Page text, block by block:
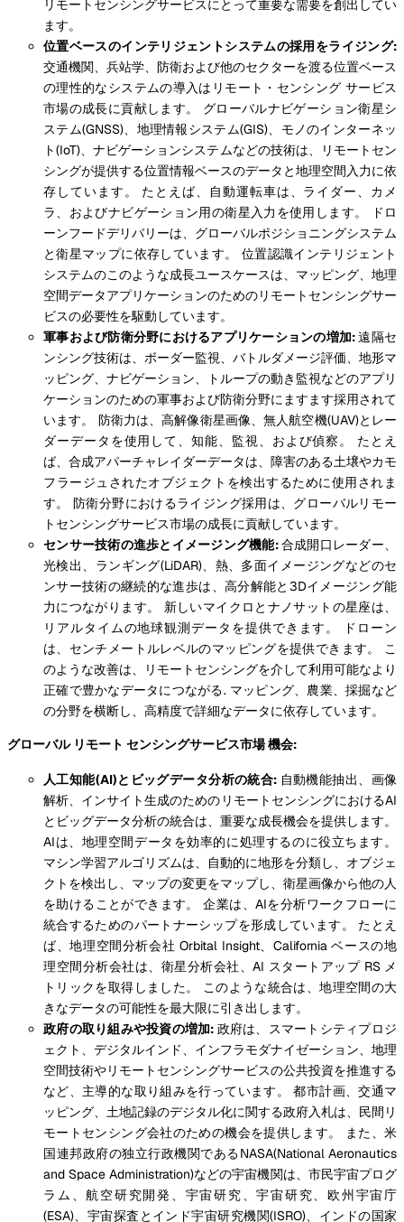
リモートセンシングサービスにとって重要な需要を創出してい
ます。
位置ベースのインテリジェントシステムの採用をライジング:
交通機関、兵站学、防衛および他のセクターを渡る位置ベース
の理性的なシステムの導入はリモート・センシング サービス
市場の成長に貢献します。 グローバルナビゲーション衛星シ
ステム(GNSS)、地理情報システム(GIS)、モノのインターネッ
ト(IoT)、ナビゲーションシステムなどの技術は、リモートセン
シングが提供する位置情報ベースのデータと地理空間入力に依
存しています。 たとえば、自動運転車は、ライダー、カメ
ラ、およびナビゲーション用の衛星入力を使用します。 ドロ
ーンフードデリバリーは、グローバルポジショニングシステム
と衛星マップに依存しています。 位置認識インテリジェント
システムのこのような成長ユースケースは、マッピング、地理
空間データアプリケーションのためのリモートセンシングサー
ビスの必要性を駆動しています。
軍事および防衛分野におけるアプリケーションの増加:遠隔セ
ンシング技術は、ボーダー監視、バトルダメージ評価、地形マ
ッピング、ナビゲーション、トループの動き監視などのアプリ
ケーションのための軍事および防衛分野にますます採用されて
います。 防衛力は、高解像衛星画像、無人航空機(UAV)とレー
ダーデータを使用して、知能、監視、および偵察。 たとえ
ば、合成アパーチャレイダーデータは、障害のある土壌やカモ
フラージュされたオブジェクトを検出するために使用されま
す。 防衛分野におけるライジング採用は、グローバルリモー
トセンシングサービス市場の成長に貢献しています。
センサー技術の進歩とイメージング機能:合成開口レーダー、
光検出、ランギング(LiDAR)、熱、多面イメージングなどのセ
ンサー技術の継続的な進歩は、高分解能と3Dイメージング能
力につながります。 新しいマイクロとナノサットの星座は、
リアルタイムの地球観測データを提供できます。 ドローン
は、センチメートルレベルのマッピングを提供できます。 こ
のような改善は、リモートセンシングを介して利用可能なより
正確で豊かなデータにつながる. マッピング、農業、採掘など
の分野を横断し、高精度で詳細なデータに依存しています。
グローバル リモート センシングサービス市場 機会:
人工知能(AI)とビッグデータ分析の統合: 自動機能抽出、画像
解析、インサイト生成のためのリモートセンシングにおけるAI
とビッグデータ分析の統合は、重要な成長機会を提供します。
AIは、地理空間データを効率的に処理するのに役立ちます。
マシン学習アルゴリズムは、自動的に地形を分類し、オブジェ
クトを検出し、マップの変更をマップし、衛星画像から他の人
を助けることができます。 企業は、AIを分析ワークフローに
統合するためのパートナーシップを形成しています。 たとえ
ば、地理空間分析会社 Orbital Insight、California ベースの地
理空間分析会社は、衛星分析会社、AI スタートアップ RS メ
トリックを取得しました。 このような統合は、地理空間の大
きなデータの可能性を最大限に引き出します。
政府の取り組みや投資の増加: 政府は、スマートシティプロジ
ェクト、デジタルインド、インフラモダナイゼーション、地理
空間技術やリモートセンシングサービスの公共投資を推進する
など、主導的な取り組みを行っています。 都市計画、交通マ
ッピング、土地記録のデジタル化に関する政府入札は、民間リ
モートセンシング会社のための機会を提供します。 また、米
国連邦政府の独立行政機関であるNASA(National Aeronautics
and Space Administration)などの宇宙機関は、市民宇宙プログ
ラム、航空研究開発、宇宙研究、宇宙研究、欧州宇宙庁
(ESA)、宇宙探査とインド宇宙研究機関(ISRO)、インドの国家